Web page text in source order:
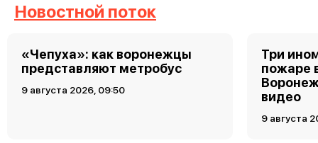
Новостной поток
«Чепуха»: как воронежцы
представляют метробус
9 августа 2026, 09:50
Три
пожаре
видео
9 августа